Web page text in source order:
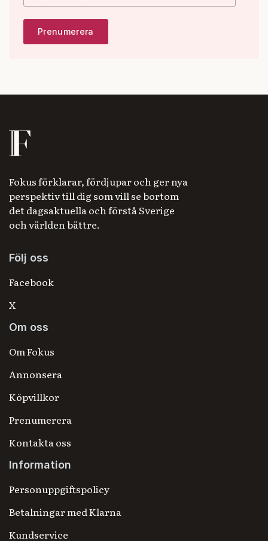
Fokus förklarar, fördjupar och ger nya
perspektiv till dig som vill se bortom
det dagsaktuella och förstå Sverige
och världen bättre.
Följ oss
Facebook
X
Om oss
Om Fokus
Annonsera
Köpvillkor
Prenumerera
Kontakta oss
Information
Personuppgiftspolicy
Betalningar med Klarna
Kundservice